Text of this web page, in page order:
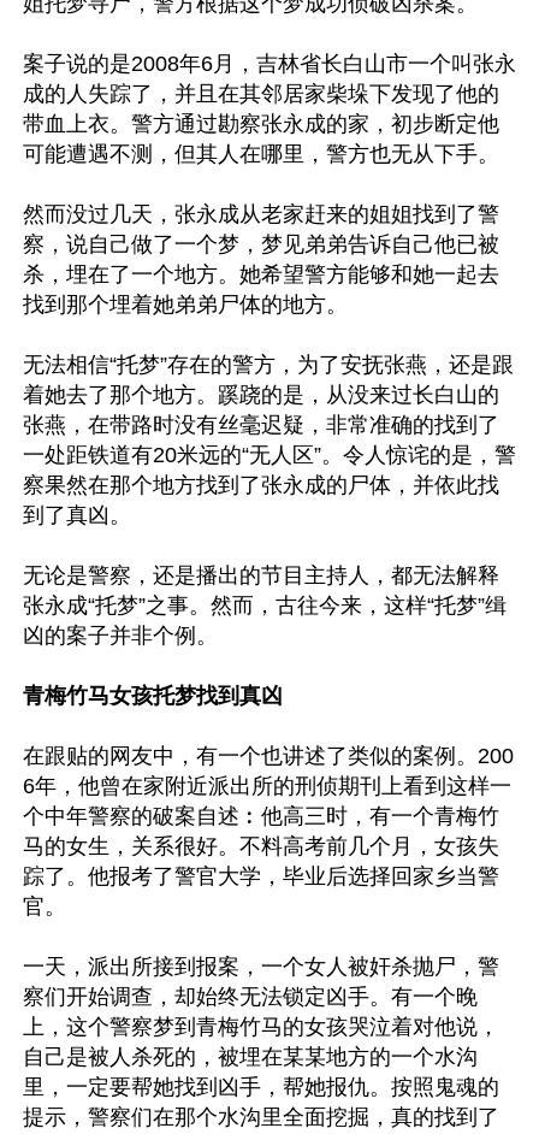
案子说的是2008年6月，吉林省长白山市一个叫张永
成的人失踪了，并且在其邻居家柴垛下发现了他的
带血上衣。警方通过勘察张永成的家，初步断定他
可能遭遇不测，但其人在哪里，警方也无从下手。
然而没过几天，张永成从老家赶来的姐姐找到了警
察，说自己做了一个梦，梦见弟弟告诉自己他已被
杀，埋在了一个地方。她希望警方能够和她一起去
找到那个埋着她弟弟尸体的地方。
无法相信“托梦”存在的警方，为了安抚张燕，还是跟
着她去了那个地方。蹊跷的是，从没来过长白山的
张燕，在带路时没有丝毫迟疑，非常准确的找到了
一处距铁道有20米远的“无人区”。令人惊诧的是，警
察果然在那个地方找到了张永成的尸体，并依此找
到了真凶。
无论是警察，还是播出的节目主持人，都无法解释
张永成“托梦”之事。然而，古往今来，这样“托梦”缉
凶的案子并非个例。
青梅竹马女孩托梦找到真凶
在跟贴的网友中，有一个也讲述了类似的案例。200
6年，他曾在家附近派出所的刑侦期刊上看到这样一
个中年警察的破案自述︰他高三时，有一个青梅竹
马的女生，关系很好。不料高考前几个月，女孩失
踪了。他报考了警官大学，毕业后选择回家乡当警
官。
一天，派出所接到报案，一个女人被奸杀抛尸，警
察们开始调查，却始终无法锁定凶手。有一个晚
上，这个警察梦到青梅竹马的女孩哭泣着对他说，
自己是被人杀死的，被埋在某某地方的一个水沟
里，一定要帮她找到凶手，帮她报仇。按照鬼魂的
提示，警察们在那个水沟里全面挖掘，真的找到了